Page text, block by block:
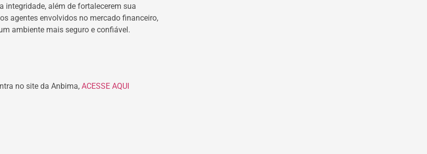
além de fortalecerem sua
agentes envolvidos no mercado financeiro,
ambiente mais seguro e confiável.
no site da Anbima, ACESSE AQUI